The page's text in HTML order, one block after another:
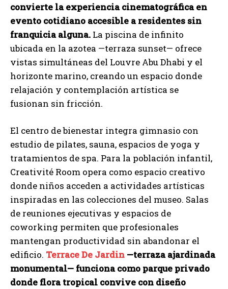
convierte la experiencia cinematográfica en
evento cotidiano accesible a residentes sin
franquicia alguna. La piscina de infinito
ubicada en la azotea —terraza sunset— ofrece
vistas simultáneas del Louvre Abu Dhabi y el
horizonte marino, creando un espacio donde
relajación y contemplación artística se
fusionan sin fricción.
El centro de bienestar integra gimnasio con
estudio de pilates, sauna, espacios de yoga y
tratamientos de spa. Para la población infantil,
Creativité Room opera como espacio creativo
donde niños acceden a actividades artísticas
inspiradas en las colecciones del museo. Salas
de reuniones ejecutivas y espacios de
coworking permiten que profesionales
mantengan productividad sin abandonar el
edificio. Terrace De Jardin —terraza ajardinada
monumental— funciona como parque privado
donde flora tropical convive con diseño